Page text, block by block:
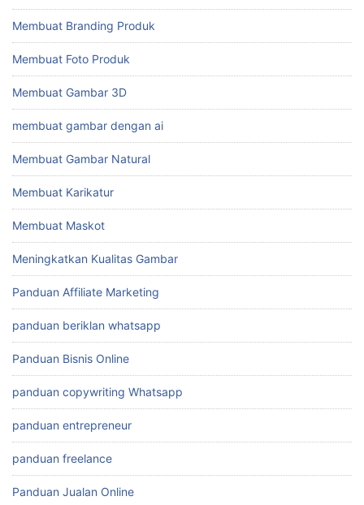
Membuat Branding Produk
Membuat Foto Produk
Membuat Gambar 3D
membuat gambar dengan ai
Membuat Gambar Natural
Membuat Karikatur
Membuat Maskot
Meningkatkan Kualitas Gambar
Panduan Affiliate Marketing
panduan beriklan whatsapp
Panduan Bisnis Online
panduan copywriting Whatsapp
panduan entrepreneur
panduan freelance
Panduan Jualan Online